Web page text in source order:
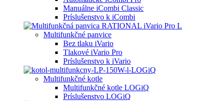
Manuálne iCombi Classic
Príslušenstvo k iCombi
Multifunkčné panvice
Bez tlaku iVario
Tlakové iVario Pro
Príslušenstvo k iVario
Multifunkčné kotle
Multifunkčné kotle LOGiQ
Príslušenstvo LOGiQ